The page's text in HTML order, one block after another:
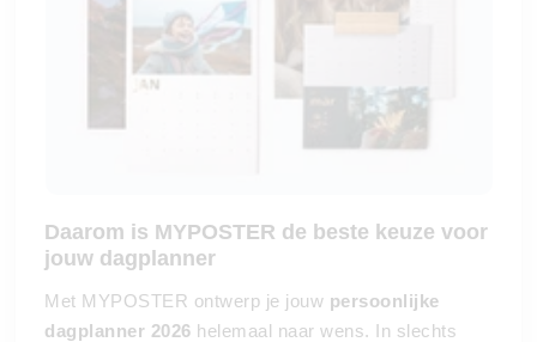
Daarom is MYPOSTER de beste keuze voor
jouw dagplanner
Met MYPOSTER ontwerp je jouw persoonlijke
dagplanner 2026 helemaal naar wens. In slechts